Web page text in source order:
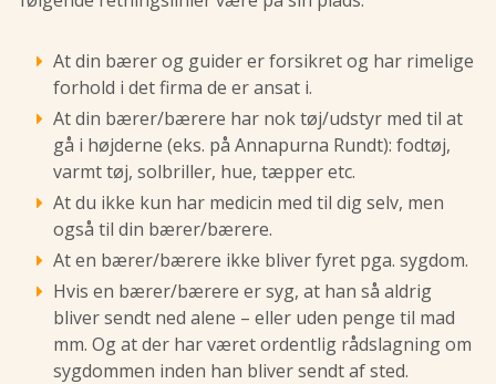
At din bærer og guider er forsikret og har rimelige
forhold i det firma de er ansat i.
At din bærer/bærere har nok tøj/udstyr med til at
gå i højderne (eks. på Annapurna Rundt): fodtøj,
varmt tøj, solbriller, hue, tæpper etc.
At du ikke kun har medicin med til dig selv, men
også til din bærer/bærere.
At en bærer/bærere ikke bliver fyret pga. sygdom.
Hvis en bærer/bærere er syg, at han så aldrig
bliver sendt ned alene – eller uden penge til mad
mm. Og at der har været ordentlig rådslagning om
sygdommen inden han bliver sendt af sted.